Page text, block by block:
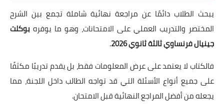
يبحث الطلاب دائمًا عن مراجعة نهائية شاملة تجمع بين الشرح
المختصر والتدريب العملي على الامتحانات، وهو ما يوفره بوكلت
جينيال فرنساوي ثالثة ثانوي 2026
.
فالكتاب لا يعتمد على عرض المعلومات فقط، بل يقدم تدريبًا مكثفًا
على جميع أنواع الأسئلة التي قد تواجه الطالب داخل اللجنة، مما
يجعله من أفضل المراجع النهائية قبل الامتحان.